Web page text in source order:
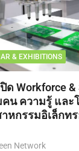
& EXHIBITIONS
ด Workforce
คน ความรู้ และ
หกรรมอิเล็กท
Network